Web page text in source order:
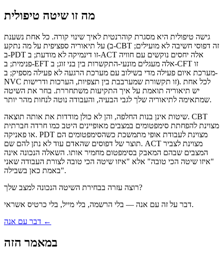
מה זו שיטה טיפולית
גישה טיפולית היא מסגרת קוהרנטית לאיך שינוי קורה. כל אחת נשענת
על תיאוריה ספציפית על מה נתקע (ב-CBT זה דפוסי חשיבה לא מועילים;
ב-PDT זו דינמיקה לא מודעת; ב-ACT אלה יחסים נוקשים עם חוויה
פנימית; ב-EFT אלה מעגלים מונעי-התקשרות בין בני זוג; ב-CFT זו
מערכת איום פעילה מדי בשילוב עם מערכת הרגעה לא פעילה מספיק; ב-
NVC זו תקשורת שמערבבת בין תצפיות, הערכות ודרישות). לכל אחת
יש תיאוריה תואמת על איך התקיעות משתחררת. בחר את השיטה
שמתאימה לתיאוריה שלך לגבי הבעיה, והעבודה נוטה לנחות מהר יותר.
שיטות אינן בנות החלפה, והן לא כולן מודדות את אותה תוצאה. CBT
מצוינת להפחתת סימפטומים במצבים מאופיינים היטב כמו חרדה חברתית
או פאניקה. PDT מצוינת לעבודת אופי מתמשכת כשהסימפטומים הם
תוצר של דפוסים שהאדם עוד לא נתן להם שם. ACT מצוינת לצביר
המצבים שבהם המאבק בסימפטום מחמיר אותו. השאלה הנכונה אינה
"איזו שיטה הכי טובה" אלא "איזו שיטה הכי טובה לצורת העבודה שאני
באמת כאן בשבילה".
רוצה עזרה בבחירת השיטה הנכונה למצב שלך?
דבר על זה עם אנה — בלי הרשמה, בלי מייל, בלי כרטיס אשראי.
דבר עם אנה ←
במאמר הזה